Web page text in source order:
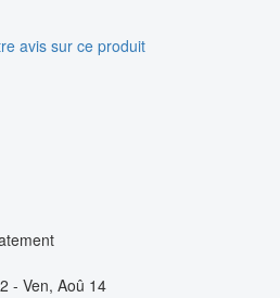
avis sur ce produit
- Ven, Aoû 14